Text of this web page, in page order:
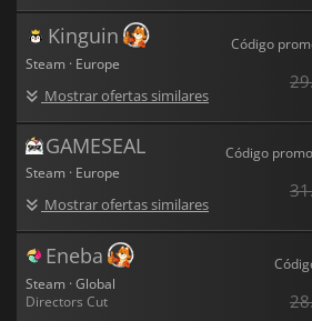
Kinguin
Steam · Europe
Mostrar ofertas similares
Código
GAMESEAL
Steam · Europe
Mostrar ofertas similares
Código
Eneba
Steam · Global
Directors Cut